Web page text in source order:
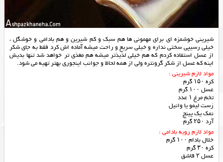
شیرینی خوشمزه ای برای مهمونی ها هم سبک و کم شیرین و هم بادامی و خوشگل ،
خیلی رسیپی سختی نداره و خیلی سریع و راحت میشه آماده اش کرد فقط به جای شکر
از عسل استفاده کردم که هم خیلی لذیذتر میشه هم مغذی تر خواهد شد تنها بدیش
اینه که عسل از شکر گرونتره ولی از همه لحاظ و جوانب اینجوری بهتر تهیه می شود.
مواد لازم شیرینی :
کره ۱۵۰ گرم
عسل ۱۰۰ گرم
تخم مرغ ۱ عدد
زست لیمو یا وانیل
نمک یک پینچ
آرد ۲۵۰ گرم
مواد لازم رویه بادامی :
خلال بادام ۱۰۰ گرم
کره ۳۰ گرم
عسل ۲ قاشق